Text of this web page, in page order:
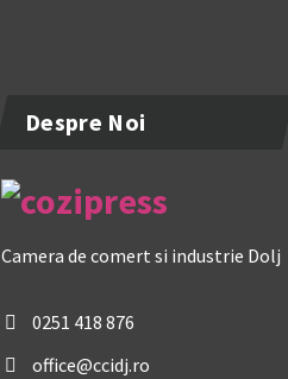
Despre Noi
Camera de comert si industrie Dolj
0251 418 876
office@ccidj.ro